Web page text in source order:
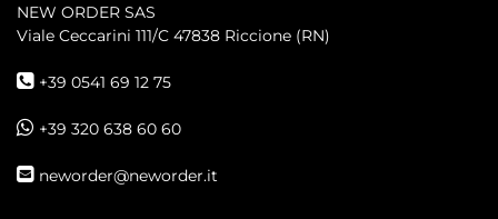
NEW ORDER SAS
Viale Ceccarini 111/C 47838 Riccione (RN)
+39 0541 69 12 75
+39 320 638 60 60
neworder@neworder.it